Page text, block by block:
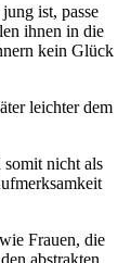
ist, passe
ihnen in die
kein Glück
leichter dem
somit nicht als
Frauen, die
abstrakten